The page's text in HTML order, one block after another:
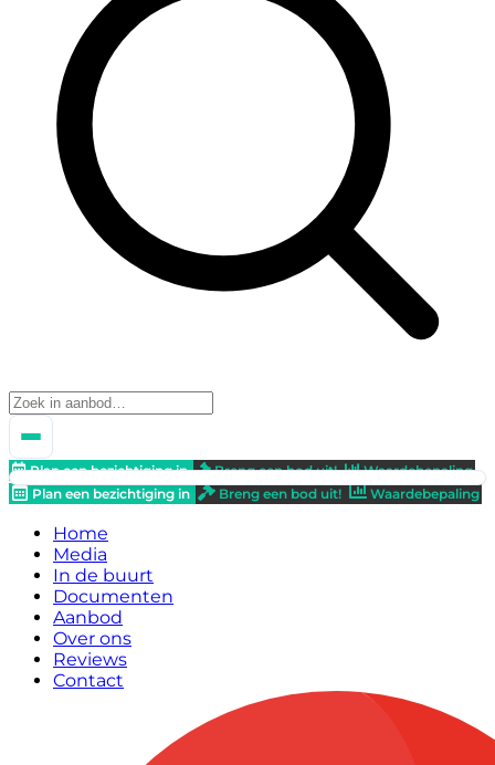
Plan een bezichtiging in Breng een bod uit!
Waardebepaling
Plan een bezichtiging in
Breng een bod uit! Waardebepaling
Home
Media
In de buurt
Documenten
Aanbod
Over ons
Reviews
Contact